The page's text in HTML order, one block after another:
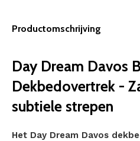
Productomschrijving
Day Dream Davos
Dekbedovertrek -
subtiele strepen
Het Day Dream Davos